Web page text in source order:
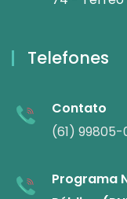
Telefones
Contato
(61)
Programa